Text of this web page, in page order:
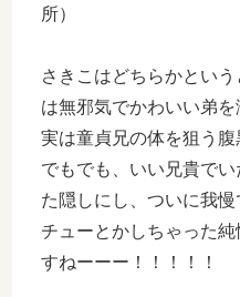
所）
さきこはどちらかとい
は無邪気でかわいい弟を
実は童貞兄の体を狙う
でもでも、いい兄貴で
た隠しにし、ついに我
チューとかしちゃった
すねーーー！！！！！